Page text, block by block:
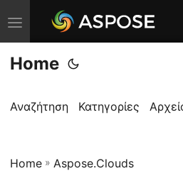
Ε
ν
α
λ
ή
Home
Αναζήτηση Κατηγορίες
Home » Aspose.Clouds